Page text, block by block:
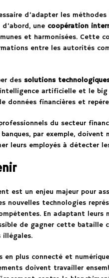
d’adapter les
une coopération
et harmonisées. Cette
entre les autorités
des solutions
artificielle et le
données financières et
du secteur
par exemple,
leurs employés à détecter
est un enjeu majeur pour
nouvelles technologies
En adaptant leurs
de gagner cette bataille
illégales.
en plus connecté et
doivent travailler